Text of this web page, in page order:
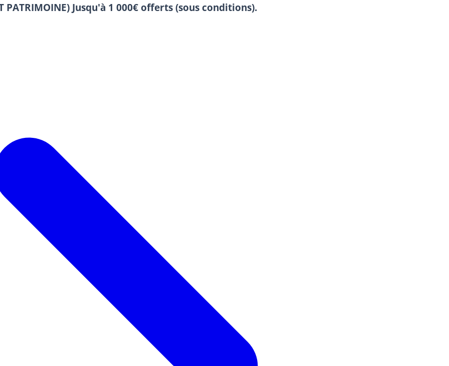
PATRIMOINE) Jusqu'à 1 000€ offerts (sous conditions).